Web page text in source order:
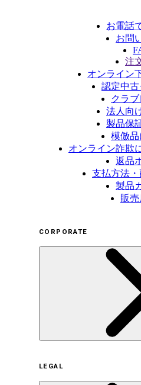
お電話
お問
注
オンライン
認定中
クラ
法人向
製品保
模倣品
オンライン詐欺
返品
支払方法
製品
販
CORPORATE
サステナビリテ
LEGAL